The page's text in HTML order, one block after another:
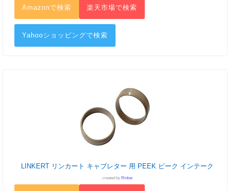
Amazonで検索 楽天市場で検索
Yahooショッピングで検索
LINKERT リンカート キャブレター 用 PEEK ピーク インテーク
created by Rinker